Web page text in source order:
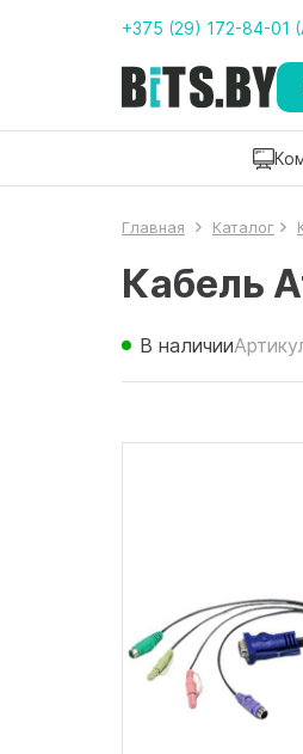
+375 (29) 172-84-01
Главная Каталог
Кабель
В наличии